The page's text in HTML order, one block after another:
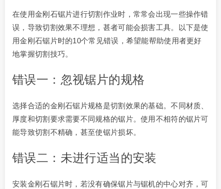
在使用金刚石锯片进行切割作业时，常常会出现一些操作错
误，导致切割效果不理想，甚者可能会损害工具。以下是使
用金刚石锯片时的10个常见错误，希望能帮助使用者更好
地掌握切割技巧。
错误一：忽视锯片的规格
选择合适的金刚石锯片规格是切割效果的基础。不同材质、
厚度和切割要求需要不同规格的锯片。使用不相符的锯片可
能导致切割不精确，甚至使锯片损坏。
错误二：未进行适当的安装
安装金刚石锯片时，若没有确保锯片与锯机的中心对齐，可